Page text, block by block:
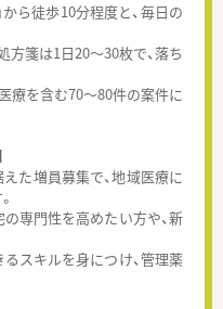
ら徒歩10分程度と、毎日の
箋は1日20～30枚で、落ち
療を含む70～80件の案件に
た増員募集で、地域医療に
専門性を高めたい方や、新
スキルを身につけ、管理薬